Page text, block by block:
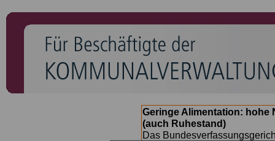
Geringe Alimentation: hohe
(auch Ruhestand)
Das